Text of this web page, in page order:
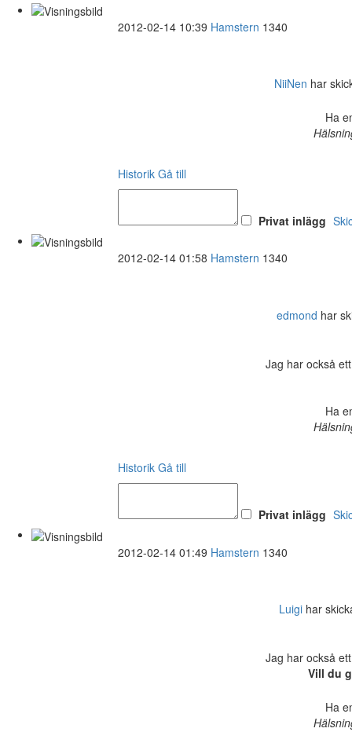
2012-02-14 10:39 Hamstern 1340
NiiNen har
Ha
Historik Gå till
Privat inlägg
2012-02-14 01:58 Hamstern 1340
edmond har
Jag har också
Ha
Historik Gå till
Privat inlägg
2012-02-14 01:49 Hamstern 1340
Luigi har
Jag har också
Vill du
Ha